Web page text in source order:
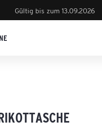
Gültig bis zum 13.09.2026